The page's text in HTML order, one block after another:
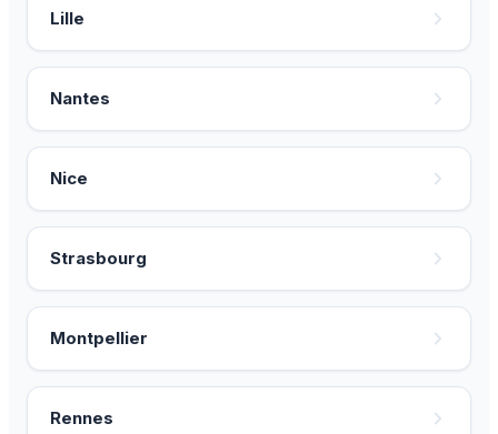
Lille
Nantes
Nice
Strasbourg
Montpellier
Rennes